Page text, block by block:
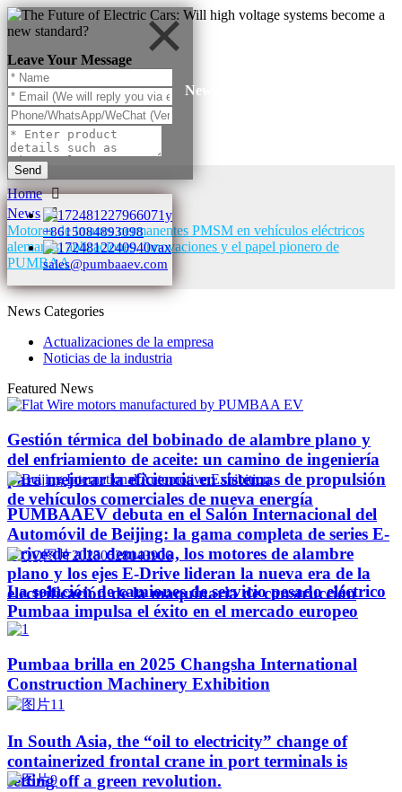
Leave Your Message
Send
+8615084893098
sales@pumbaaev.com
News
Home
News
Motores de imanes permanentes PMSM en vehículos eléctricos
alemanes: aplicaciones, innovaciones y el papel pionero de
PUMBAA
News Categories
Actualizaciones de la empresa
Noticias de la industria
Featured News
Gestión térmica del bobinado de alambre plano y
del enfriamiento de aceite: un camino de ingeniería
para mejorar la eficiencia en sistemas de propulsión
de vehículos comerciales de nueva energía
PUMBAAEV debuta en el Salón Internacional del
Automóvil de Beijing: la gama completa de series E-
Drive de alta demanda, los motores de alambre
plano y los ejes E-Drive lideran la nueva era de la
electrificación de la maquinaria de construcción
La solución de camiones de servicio pesado eléctrico
Pumbaa impulsa el éxito en el mercado europeo
Pumbaa brilla en 2025 Changsha International
Construction Machinery Exhibition
In South Asia, the “oil to electricity” change of
containerized frontal crane in port terminals is
setting off a green revolution.